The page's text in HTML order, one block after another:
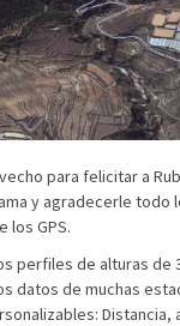
para felicitar a
y agradecerle todo
los GPS.
perfiles de alturas de
datos de muchas
Distancia,